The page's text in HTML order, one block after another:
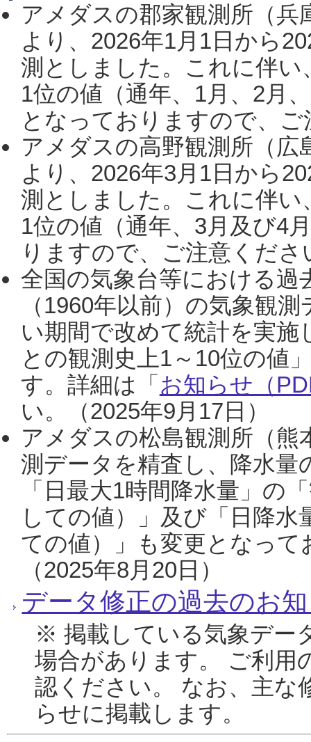
アメダスの郡家観測所（
より、2026年1月1日から
測としました。これに伴い
1位の値（通年、1月、2月
となっておりますので、
アメダスの高野観測所（
より、2026年3月1日から
測としました。これに伴い
1位の値（通年、3月及び4
りますので、ご注意くだ
全国の気象台等における過
（1960年以前）の気象観
い期間で改めて統計を実
との観測史上1～10位の値
す。詳細は「 お知らせ（
い。（2025年9月17日）
アメダスの松島観測所（熊
測データを精査し、降水
「日最大1時間降水量」の
しての値）」及び「日降
ての値）」も変更となっ
（2025年8月20日）
データ修正の過去のお
※ 掲載している気象デー
場合があります。 ご利用
認ください。 なお、主な
らせに掲載します。